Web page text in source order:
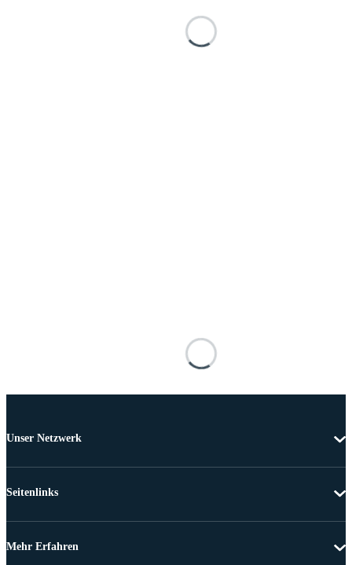
Unser Netzwerk
Seitenlinks
Mehr Erfahren